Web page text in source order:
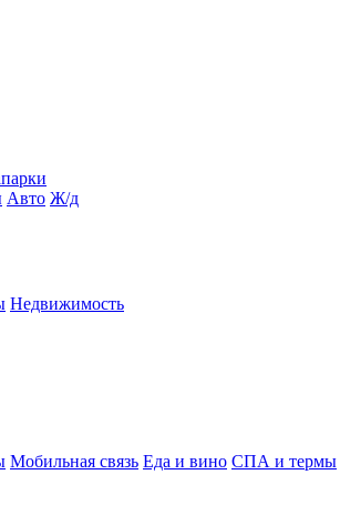
Авто Ж/д
Недвижимость
Мобильная связь Еда и вино СПА и термы